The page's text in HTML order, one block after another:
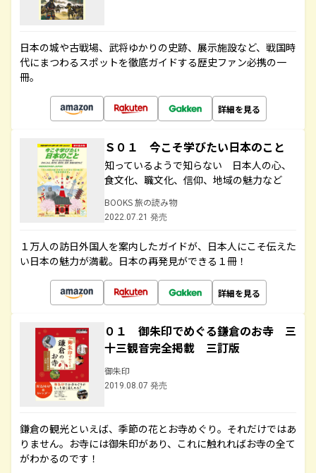
日本の城や古戦場、武将ゆかりの史跡、展示施設など、戦国時
代にまつわるスポットを徹底ガイドする歴史ファン必携の一
冊。
詳細を見る
Ｓ０１ 今こそ学びたい日本のこと
知っているようで知らない 日本人の心、
食文化、職文化、信仰、地域の魅力など
BOOKS 旅の読み物
2022.07.21 発売
１万人の訪日外国人を案内したガイドが、日本人にこそ伝えた
い日本の魅力が満載。日本の再発見ができる１冊！
詳細を見る
０１ 御朱印でめぐる鎌倉のお寺 三
十三観音完全掲載 三訂版
御朱印
2019.08.07 発売
鎌倉の観光といえば、季節の花とお寺めぐり。それだけではあ
りません。お寺には御朱印があり、これに触れればお寺の全て
がわかるのです！